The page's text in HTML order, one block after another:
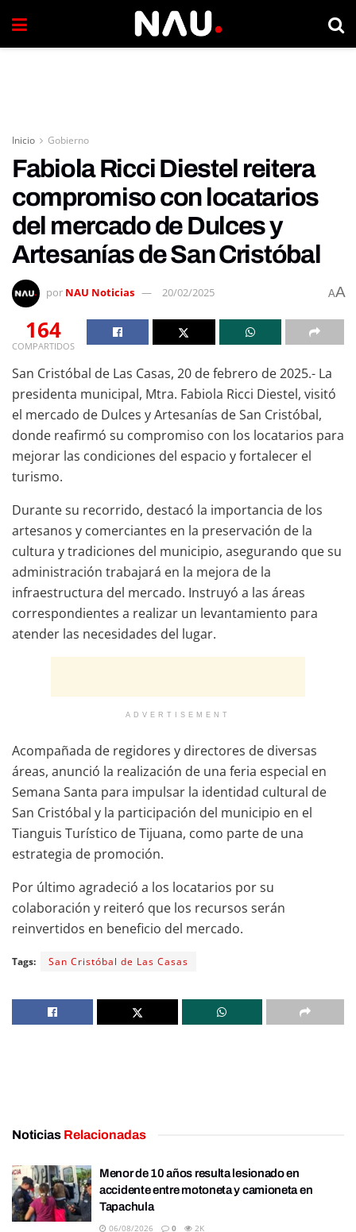
Inicio Gobierno
Fabiola Ricci Diestel reitera
compromiso con locatarios
del mercado de Dulces y
Artesanías de San Cristóbal
por NAU Noticias 20/02/2025 AA
164
COMPARTIDOS
San Cristóbal de Las Casas, 20 de febrero de 2025.- La
presidenta municipal, Mtra. Fabiola Ricci Diestel, visitó
el mercado de Dulces y Artesanías de San Cristóbal,
donde reafirmó su compromiso con los locatarios para
mejorar las condiciones del espacio y fortalecer el
turismo.
Durante su recorrido, destacó la importancia de los
artesanos y comerciantes en la preservación de la
cultura y tradiciones del municipio, asegurando que su
administración trabajará en la mejora de la
infraestructura del mercado. Instruyó a las áreas
correspondientes a realizar un levantamiento para
atender las necesidades del lugar.
ADVERTISEMENT
Acompañada de regidores y directores de diversas
áreas, anunció la realización de una feria especial en
Semana Santa para impulsar la identidad cultural de
San Cristóbal y la participación del municipio en el
Tianguis Turístico de Tijuana, como parte de una
estrategia de promoción.
Por último agradeció a los locatarios por su
colaboración y reiteró que los recursos serán
reinvertidos en beneficio del mercado.
Tags: San Cristóbal de Las Casas
Noticias Relacionadas
Menor de 10 años resulta lesionado en
accidente entre motoneta y camioneta en
Tapachula
06/08/2026 0 2K